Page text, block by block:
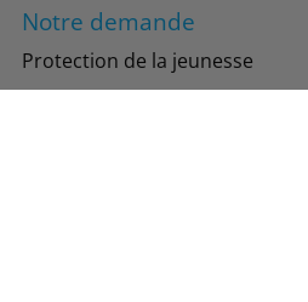
Notre demande
Protection de la jeunesse